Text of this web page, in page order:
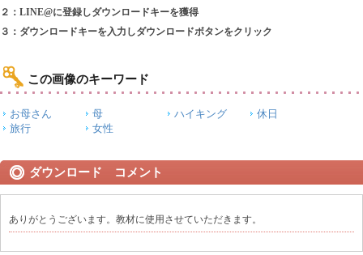
２：LINE@に登録しダウンロードキーを獲得
３：ダウンロードキーを入力しダウンロードボタンをクリック
この画像のキーワード
お母さん 母 ハイキング
休日
旅行
女性
ダウンロード コメント
ありがとうございます。教材に使用させていただきます。